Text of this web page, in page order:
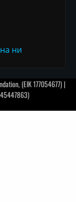
ни
(EIK 177054677) |
45447863)